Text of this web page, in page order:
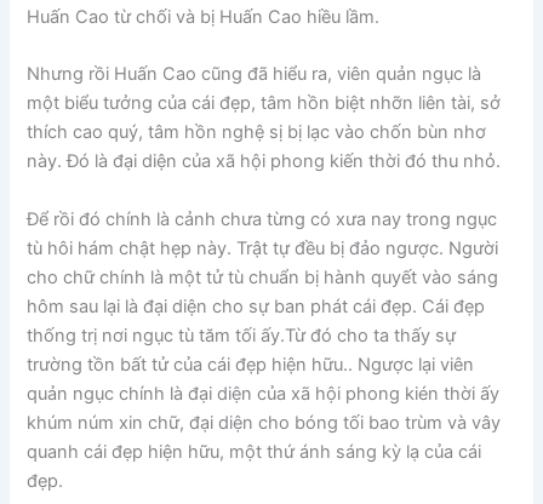
Huấn Cao từ chối và bị Huấn Cao hiều lầm.
Nhưng rồi Huấn Cao cũng đã hiểu ra, viên quản ngục là
một biểu tưởng của cái đẹp, tâm hồn biệt nhỡn liên tài, sở
thích cao quý, tâm hồn nghệ sị bị lạc vào chốn bùn nhơ
này. Đó là đại diện của xã hội phong kiến thời đó thu nhỏ.
Để rồi đó chính là cảnh chưa từng có xưa nay trong ngục
tù hôi hám chật hẹp này. Trật tự đều bị đảo ngược. Người
cho chữ chính là một tử tù chuẩn bị hành quyết vào sáng
hôm sau lại là đại diện cho sự ban phát cái đẹp. Cái đẹp
thống trị nơi ngục tù tăm tối ấy.Từ đó cho ta thấy sự
trường tồn bất tử của cái đẹp hiện hữu.. Ngược lại viên
quản ngục chính là đại diện của xã hội phong kién thời ấy
khúm núm xin chữ, đại diện cho bóng tối bao trùm và vây
quanh cái đẹp hiện hữu, một thứ ánh sáng kỳ lạ của cái
đẹp.